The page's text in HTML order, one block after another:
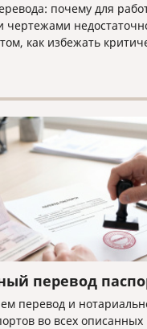
почему для
чертежами
как избежать
результата при
перевод
перевод и
во всех описанных